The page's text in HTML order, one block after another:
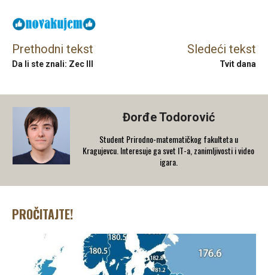
Prethodni tekst
Da li ste znali: Zec III
Sledeći tekst
Tvit dana
Đorđe Todorović
Student Prirodno-matematičkog fakulteta u
Kragujevcu. Interesuje ga svet IT-a, zanimljivosti i video
igara.
PROČITAJTE!